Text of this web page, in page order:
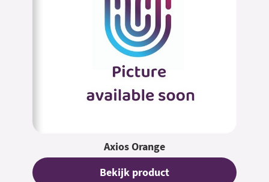
Axios Orange
Bekijk product